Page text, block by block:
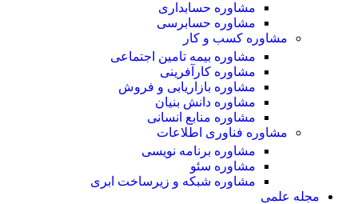
مشاوره حسابداری
مشاوره حسابرسی
مشاوره کسب و کار
مشاوره بیمه تامین اجتماعی
مشاوره کارآفرینی
مشاوره بازاریابی و فروش
مشاوره دانش بنیان
مشاوره منابع انسانی
مشاوره فناوری اطلاعات
مشاوره برنامه نویسی
مشاوره سئو
مشاوره شبکه و زیرساخت ابری
مجله علمی